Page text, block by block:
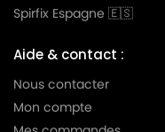
Spirfix Espagne 🇪🇸
Aide & contact :
Nous contacter
Mon compte